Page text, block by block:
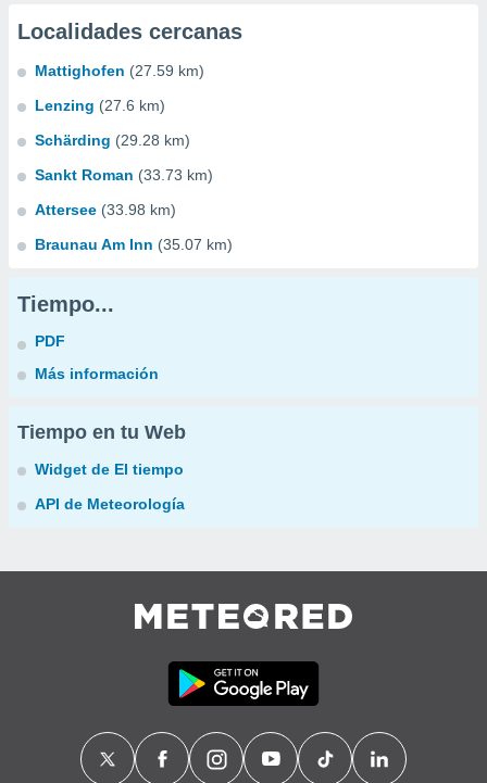
Localidades cercanas
Mattighofen (27.59 km)
Lenzing (27.6 km)
Schärding (29.28 km)
Sankt Roman (33.73 km)
Attersee (33.98 km)
Braunau Am Inn (35.07 km)
Tiempo...
PDF
Más información
Tiempo en tu Web
Widget de El tiempo
API de Meteorología